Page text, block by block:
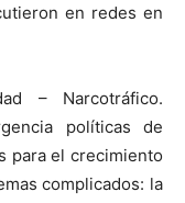
en redes en
– Narcotráfico.
políticas de
para el crecimiento
complicados: la